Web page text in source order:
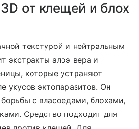
от клещей и блох
текстурой и нейтральным
экстракты алоэ вера и
которые устраняют
укусов эктопаразитов. Он
борьбы с власоедами, блохами,
Средство подходит для